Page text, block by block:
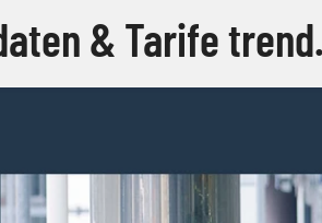
& Tarife